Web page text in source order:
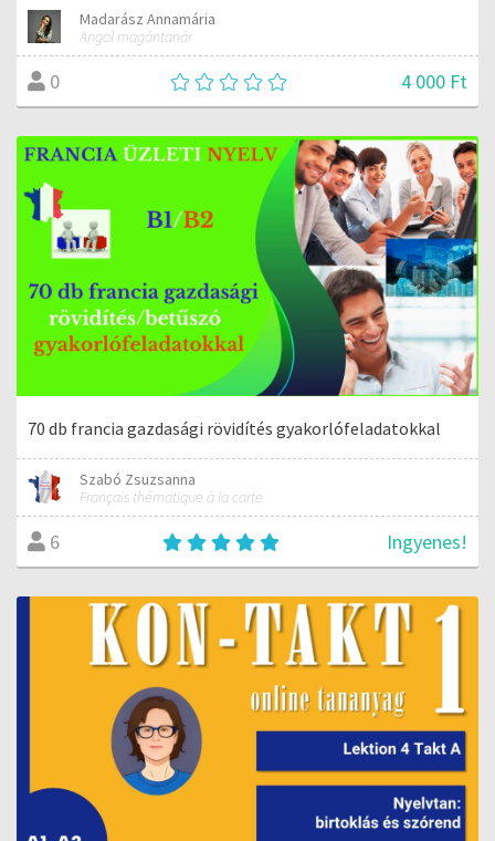
Madarász Annamária
Angol magántanár
0 4 000 Ft
70 db francia gazdasági rövidítés gyakorlófeladatokkal
Szabó Zsuzsanna
Français thématique à la carte
6 Ingyenes!